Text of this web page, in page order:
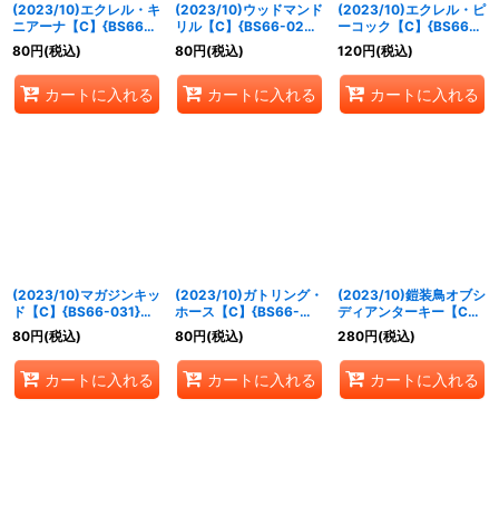
(2023/10)エクレル・キ
ニアーナ【C】{BS66-
028}《緑》
80円(税込)
カートに入れる
(2023/10)ウッドマンド
リル【C】{BS66-029}
《緑》
80円(税込)
カートに入れる
(2023/10)エクレル・ピ
ーコック【C】{BS66-
030}《緑》
120円(税込)
カートに入れる
(2023/10)マガジンキッ
ド【C】{BS66-031}
《白》
80円(税込)
カートに入れる
(2023/10)ガトリング・
ホース【C】{BS66-
032}《白》
80円(税込)
カートに入れる
(2023/10)鎧装鳥オブシ
ディアンターキー【C】
{BS66-033}《白》
280円(税込)
カートに入れる